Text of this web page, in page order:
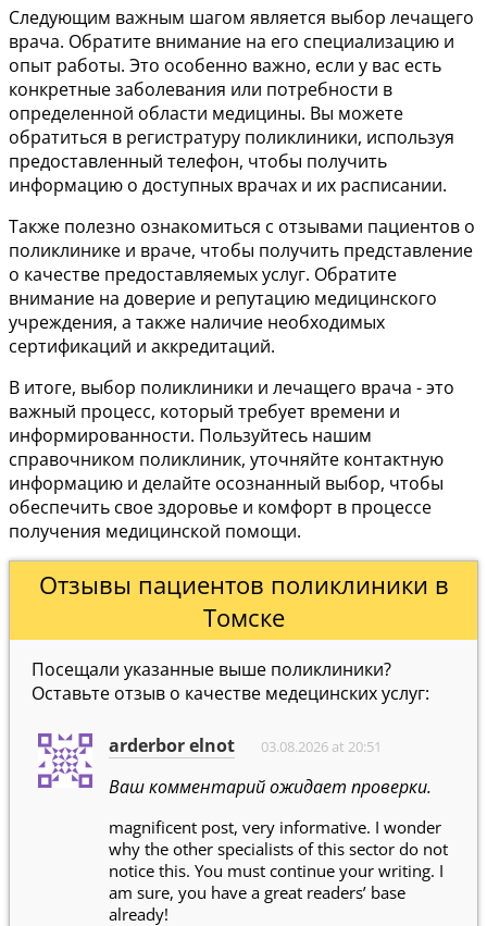
Следующим важным шагом является выбор лечащего
врача. Обратите внимание на его специализацию и
опыт работы. Это особенно важно, если у вас есть
конкретные заболевания или потребности в
определенной области медицины. Вы можете
обратиться в регистратуру поликлиники, используя
предоставленный телефон, чтобы получить
информацию о доступных врачах и их расписании.
Также полезно ознакомиться с отзывами пациентов о
поликлинике и враче, чтобы получить представление
о качестве предоставляемых услуг. Обратите
внимание на доверие и репутацию медицинского
учреждения, а также наличие необходимых
сертификаций и аккредитаций.
В итоге, выбор поликлиники и лечащего врача - это
важный процесс, который требует времени и
информированности. Пользуйтесь нашим
справочником поликлиник, уточняйте контактную
информацию и делайте осознанный выбор, чтобы
обеспечить свое здоровье и комфорт в процессе
получения медицинской помощи.
Отзывы пациентов поликлиники в
Томске
Посещали указанные выше поликлиники?
Оставьте отзыв о качестве медецинских услуг:
arderbor elnot 03.08.2026 at 20:51
Ваш комментарий ожидает проверки.
magnificent post, very informative. I wonder
why the other specialists of this sector do not
notice this. You must continue your writing. I
am sure, you have a great readers’ base
already!